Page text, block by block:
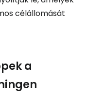
célállomását
a